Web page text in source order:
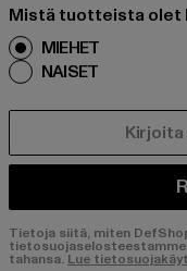
Mistä tuotteista olet
MIEHET
NAISET
Tietoja siitä, miten
tahansa. Lue